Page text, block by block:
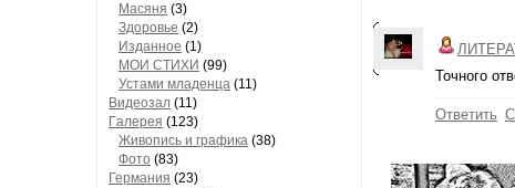
Масяня (3)
Здоровье (2)
Изданное (1)
МОИ СТИХИ (99)
Устами младенца (11)
Видеозал (11)
Гaлерея (123)
Живопись и грaфикa (38)
Фото (83)
Гермaния (23)
Точного
Ответить